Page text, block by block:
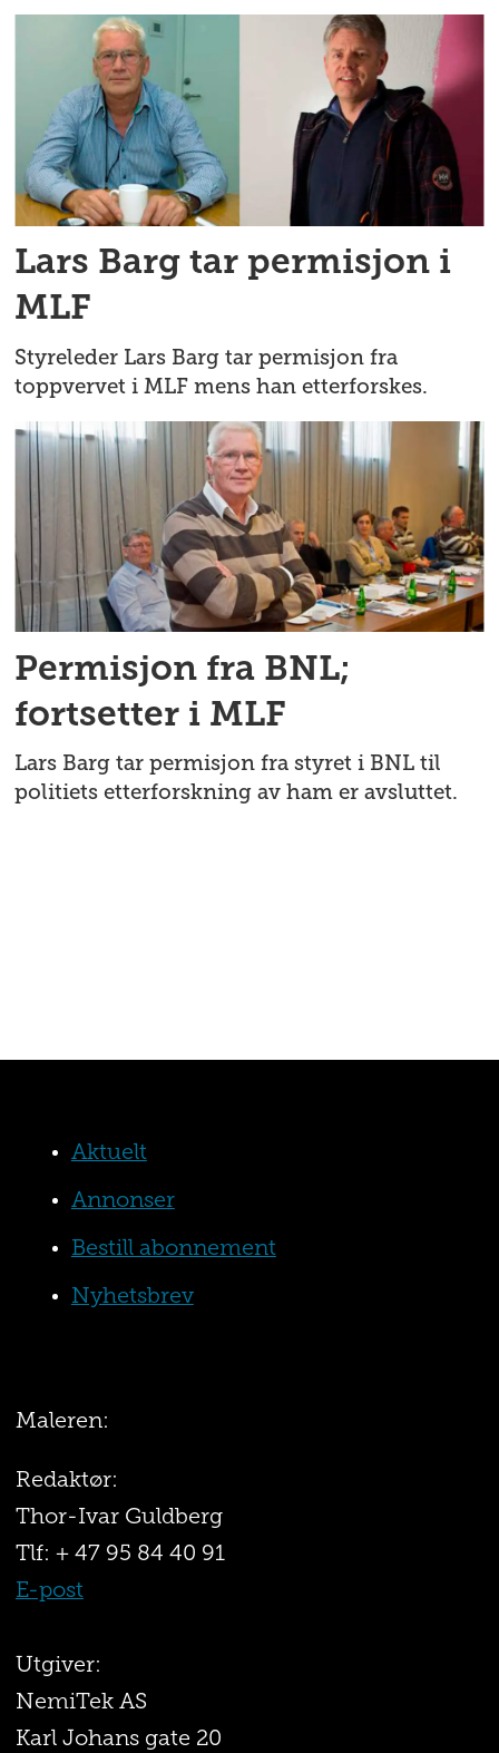
Lars Barg tar permisjon i
MLF
Styreleder Lars Barg tar permisjon fra
toppvervet i MLF mens han etterforskes.
Permisjon fra BNL;
fortsetter i MLF
Lars Barg tar permisjon fra styret i BNL til
politiets etterforskning av ham er avsluttet.
Aktuelt
Annonser
Bestill abonnement
Nyhetsbrev
Maleren:
Redaktør:
Thor-Ivar Guldberg
Tlf: + 47 95 84 40 91
E-post
Utgiver:
NemiTek AS
Karl Johans gate 20